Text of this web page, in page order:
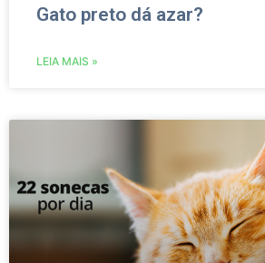
Gato preto dá azar?
LEIA MAIS »